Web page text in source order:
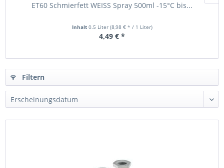
ET60 Schmierfett WEISS Spray 500ml -15°C bis...
Inhalt 0.5 Liter (8,98 € * / 1 Liter)
4,49 € *
Filtern